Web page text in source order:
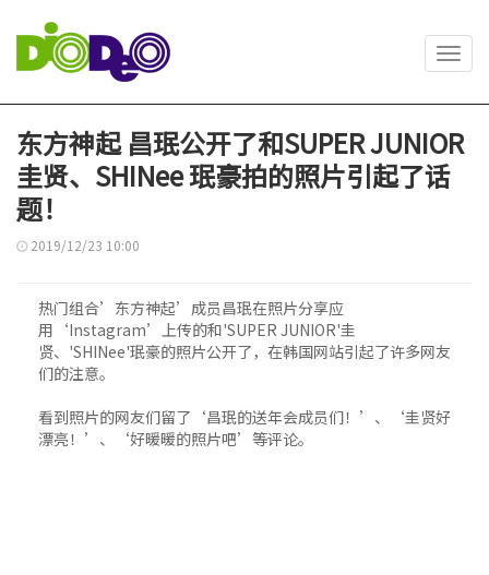
东方神起 昌珉公开了和SUPER JUNIOR
圭贤、SHINee 珉豪拍的照片引起了话
题！
2019/12/23 10:00
热门组合’东方神起’成员昌珉在照片分享应
用‘Instagram’上传的和'SUPER JUNIOR'圭
贤、'SHINee'珉豪的照片公开了，在韩国网站引起了许多网友
们的注意。
看到照片的网友们留了‘昌珉的送年会成员们！’、‘圭贤好
漂亮！’、‘好暖暖的照片吧’等评论。